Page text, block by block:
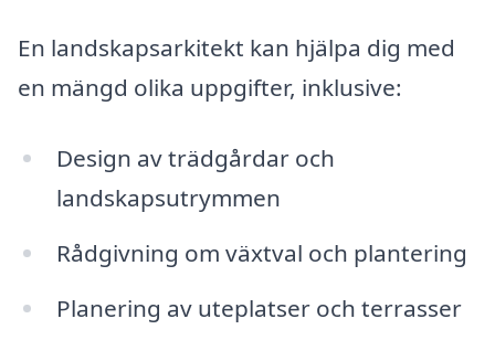
En landskapsarkitekt kan hjälpa dig med
en mängd olika uppgifter, inklusive:
Design av trädgårdar och
landskapsutrymmen
Rådgivning om växtval och plantering
Planering av uteplatser och terrasser